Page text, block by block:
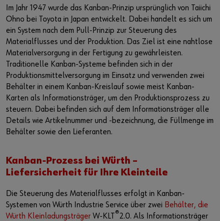
Passwort
Passwort vergessen
Anmeldedaten merken
oder
Sie möchten sich im Online-Shop registrieren?
In nur drei Schritten können Sie sich registrieren und alle
Funktionen des Online-Shops nutzen.
Verkauf nur an Gewerbetreibende
Arbeitsplatzsysteme
E-Business
Lagermanagement
Ausgabeautomat / Materialwirtschaft
Gefahrstoffmanagement
Werkzeuge
Sonder- und Zeichnungsteile
Global Sourcing
Nachhaltigkeit
Compliance
Events
Messen
News
Kontakt
Im Jahr 1947 wurde das Kanban-Prinzip ursprünglich von Taiichi
Ohno bei Toyota in Japan entwickelt. Dabei handelt es sich um
ein System nach dem Pull-Prinzip zur Steuerung des
Materialflusses und der Produktion. Das Ziel ist eine nahtlose
Materialversorgung in der Fertigung zu gewährleisten.
Traditionelle Kanban-Systeme befinden sich in der
Produktionsmittelversorgung im Einsatz und verwenden zwei
Behälter in einem Kanban-Kreislauf sowie meist Kanban-
Karten als Informationsträger, um den Produktionsprozess zu
steuern. Dabei befinden sich auf dem Informationsträger alle
Details wie Artikelnummer und -bezeichnung, die Füllmenge im
Behälter sowie den Lieferanten.
Kanban-Prozess bei Würth –
Liefersicherheit für Ihre Kleinteile
Die Steuerung des Materialflusses erfolgt in Kanban-
Systemen von Würth Industrie Service über zwei Behälter, die
Würth Kleinladungsträger W-KLT®2.0. Als Informationsträger